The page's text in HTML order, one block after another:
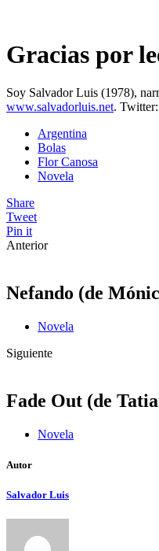
Gracias por
Soy Salvador Luis (1978),
www.salvadorluis.net. Twitter:
Argentina
Bolas
Flor Canosa
Novela
Share
Tweet
Pin it
Anterior
Nefando (de
Novela
Siguiente
Fade Out (de
Novela
Autor
Salvador Luis